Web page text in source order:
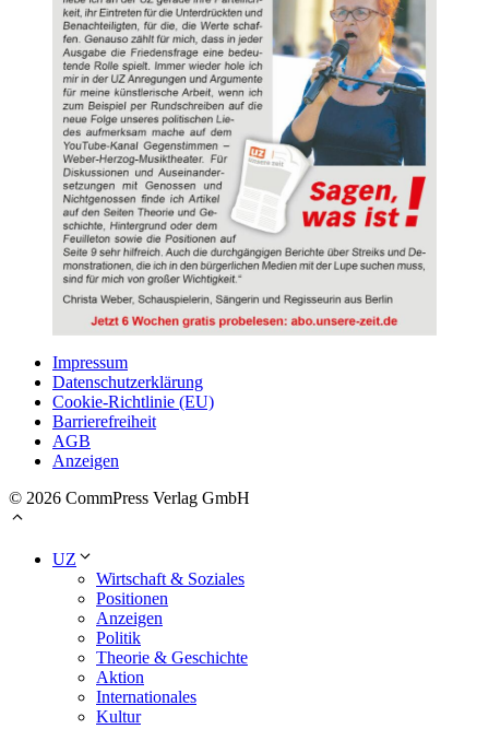
Impressum
Datenschutzerklärung
Cookie-Richtlinie (EU)
Barrierefreiheit
AGB
Anzeigen
© 2026 CommPress Verlag GmbH
UZ
Wirtschaft & Soziales
Positionen
Anzeigen
Politik
Theorie & Geschichte
Aktion
Internationales
Kultur